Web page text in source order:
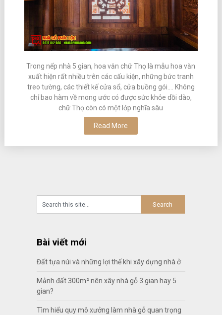
Trong nếp nhà 5 gian, hoa văn chữ Thọ là mẫu hoa văn
xuất hiện rất nhiều trên các cấu kiện, những bức tranh
treo tường, các thiết kế cửa sổ, cửa buồng gói…. Không
chỉ bao hàm về mong ước có được sức khỏe dồi dào,
chữ Thọ còn có một lớp nghĩa sâu
Read More
Bài viết mới
Đất tựa núi và những lợi thế khi xây dựng nhà ở
Mảnh đất 300m² nên xây nhà gỗ 3 gian hay 5
gian?
Tìm hiểu quy mô xưởng làm nhà gỗ quan trọng